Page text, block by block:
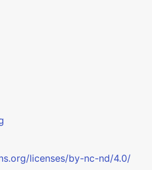
licenses/by-nc-nd/4.0/